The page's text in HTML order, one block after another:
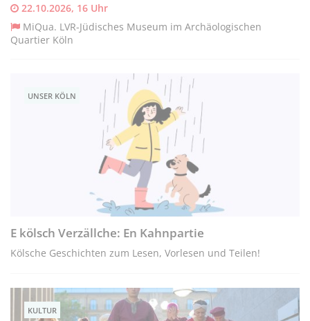
22.10.2026, 16 Uhr
MiQua. LVR-Jüdisches Museum im Archäologischen
Quartier Köln
UNSER KÖLN
E kölsch Verzällche: En Kahnpartie
Kölsche Geschichten zum Lesen, Vorlesen und Teilen!
KULTUR